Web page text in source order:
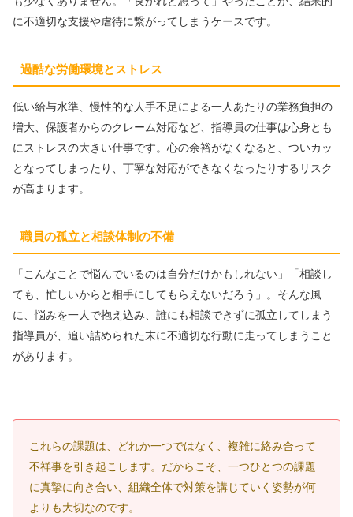
に不適切な支援や虐待に繋がってしまうケースです。
過酷な労働環境とストレス
低い給与水準、慢性的な人手不足による一人あたりの業務負担の
増大、保護者からのクレーム対応など、指導員の仕事は心身とも
にストレスの大きい仕事です。心の余裕がなくなると、ついカッ
となってしまったり、丁寧な対応ができなくなったりするリスク
が高まります。
職員の孤立と相談体制の不備
「こんなことで悩んでいるのは自分だけかもしれない」「相談し
ても、忙しいからと相手にしてもらえないだろう」。そんな風
に、悩みを一人で抱え込み、誰にも相談できずに孤立してしまう
指導員が、追い詰められた末に不適切な行動に走ってしまうこと
があります。
これらの課題は、どれか一つではなく、複雑に絡み合って
不祥事を引き起こします。だからこそ、一つひとつの課題
に真摯に向き合い、組織全体で対策を講じていく姿勢が何
よりも大切なのです。